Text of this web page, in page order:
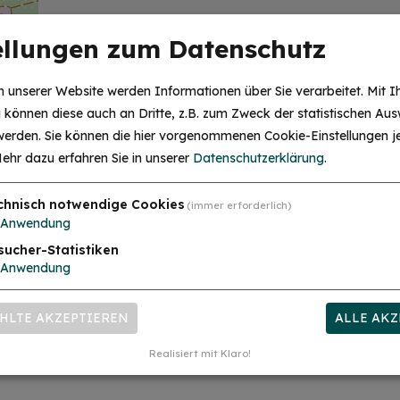
Treffpunkt: In den Räumen des
Familienstützpunkt
Treuchtlingen, BRK KV
Weißenburger Str. 7 a
91757 Treuchtlingen
0152 58151931
zum Datenschutz
unserer Website werden Informationen über Sie verarbeitet. Mit
können diese auch an Dritte, z.B. zum Zweck der statistischen
Sie können die hier vorgenommenen Cookie-Einstellungen
dazu erfahren Sie in unserer Datenschutzerklärung.
notwendige Cookies (immer erforderlich)
Anwendung
Statistiken
Anwendung
AKZEPTIEREN ALLE
Realisiert mit Klaro!